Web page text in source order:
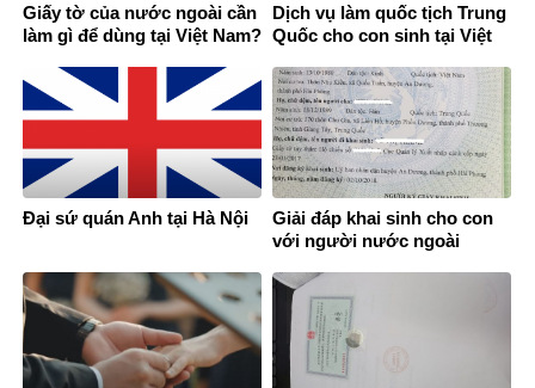
Giấy tờ của nước ngoài cần
làm gì để dùng tại Việt Nam?
Dịch vụ làm quốc tịch Trung
Quốc cho con sinh tại Việt
Đại sứ quán Anh tại Hà Nội
Giải đáp khai sinh cho con
với người nước ngoài